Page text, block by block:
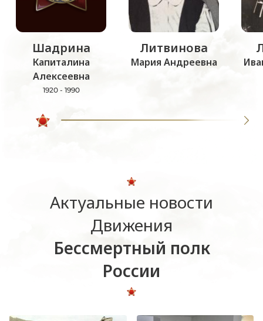
Шадрина
Капиталина
Алексеевна
1920 - 1990
Литвинова
Мария Андреевна
Актуальные новости
Движения
Бессмертный полк
России